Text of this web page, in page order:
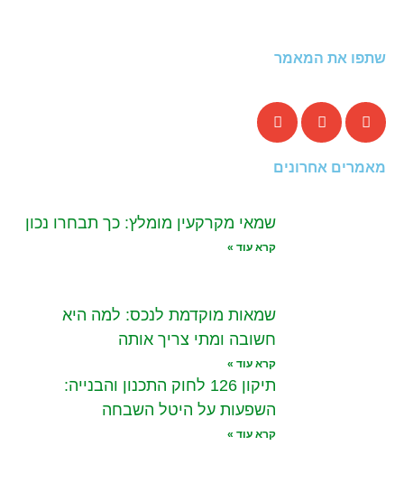
שתפו את המאמר
מאמרים אחרונים
שמאי מקרקעין מומלץ: כך תבחרו נכון
קרא עוד »
שמאות מוקדמת לנכס: למה היא
חשובה ומתי צריך אותה
קרא עוד »
תיקון 126 לחוק התכנון והבנייה:
השפעות על היטל השבחה
קרא עוד »